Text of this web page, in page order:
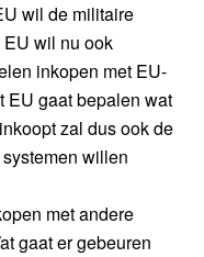
wil de militaire
wil nu ook
inkopen met EU-
EU gaat bepalen wat
zal dus ook de
willen
met andere
gaat er gebeuren